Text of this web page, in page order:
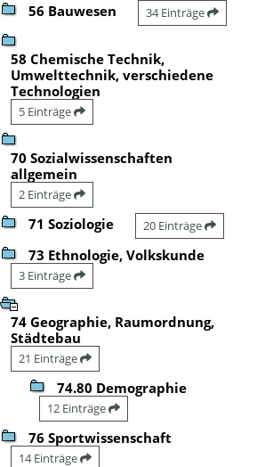
56 Bauwesen 34 Einträge
58 Chemische Technik,
Umwelttechnik, verschiedene
Technologien
5 Einträge
70 Sozialwissenschaften
allgemein
2 Einträge
71 Soziologie 20 Einträge
73 Ethnologie, Volkskunde
3 Einträge
74 Geographie, Raumordnung,
Städtebau
21 Einträge
74.80 Demographie
12 Einträge
76 Sportwissenschaft
14 Einträge